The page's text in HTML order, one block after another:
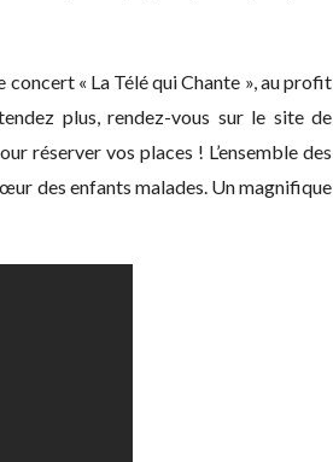
« La Télé qui Chante », au profit
plus, rendez-vous sur le site de
réserver vos places ! L’ensemble des
des enfants malades. Un magnifique